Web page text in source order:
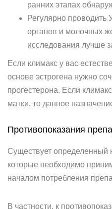
ранних этапах
Регулярно
органов и молочных
исследования лучше
Если климакс у вас
основе эстрогена нужно
прогестерона. Если
матки, то данное
Противопоказания
Существует определенный
которые необходимо
началом потребления
В частности, к